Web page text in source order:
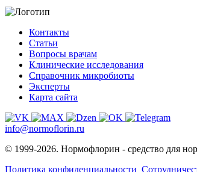
Контакты
Статьи
Вопросы врачам
Клинические исследования
Справочник микробиоты
Эксперты
Карта сайта
info@normoflorin.ru
© 1999-2026. Нормофлорин - средство для
Политика конфиденциальности